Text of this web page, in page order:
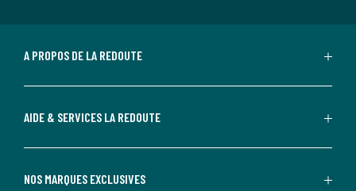
A PROPOS DE LA REDOUTE
AIDE & SERVICES LA REDOUTE
NOS MARQUES EXCLUSIVES